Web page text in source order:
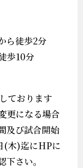
ら徒歩2分
歩10分
ております
更になる場合
及び試合開始
(木)迄にHPに
さい。